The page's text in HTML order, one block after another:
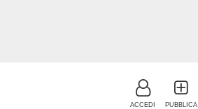
ACCEDI PUBBLICA